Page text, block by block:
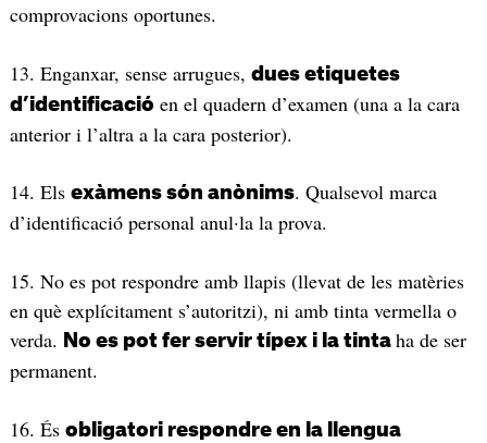
comprovacions oportunes.
13. Enganxar, sense arrugues, dues etiquetes
d’identificació en el quadern d’examen (una a la cara
anterior i l’altra a la cara posterior).
14. Els exàmens són anònims. Qualsevol marca
d’identificació personal anul·la la prova.
15. No es pot respondre amb llapis (llevat de les matèries
en què explícitament s’autoritzi), ni amb tinta vermella o
verda.
No es pot fer servir típex i la tinta ha de ser
permanent.
16. És obligatori respondre en la llengua